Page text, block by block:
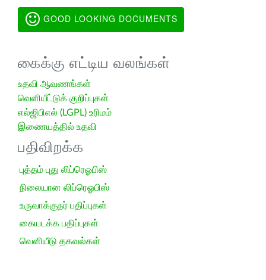
GOOD LOOKING DOCUMENTS
கைக்கு எட்டிய வலங்கள்
உதவி ஆவணங்கள்
வெளியீட்டுக் குறிப்புகள்
எல்ஜிபிஎல் (LGPL) உரிமம்
இணையத்தில் உதவி
பதிவிறக்க
புத்தம் புது லிப்ரெஓபிஸ்
நிலையான லிப்ரெஓபிஸ்
உருவாக்குநர் பதிப்புகள்
கையடக்க பதிப்புகள்
வெளியீடு தகவல்கள்